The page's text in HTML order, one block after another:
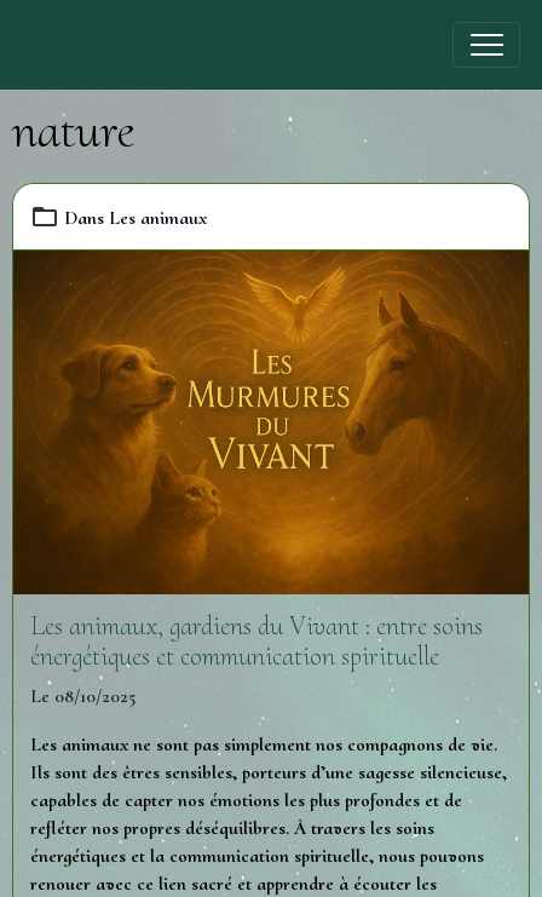
nature
Dans Les animaux
Les animaux, gardiens du Vivant : entre soins
énergétiques et communication spirituelle
Le 08/10/2025
Les animaux ne sont pas simplement nos compagnons de vie.
Ils sont des êtres sensibles, porteurs d’une sagesse silencieuse,
capables de capter nos émotions les plus profondes et de
refléter nos propres déséquilibres. À travers les soins
énergétiques et la communication spirituelle, nous pouvons
renouer avec ce lien sacré et apprendre à écouter les